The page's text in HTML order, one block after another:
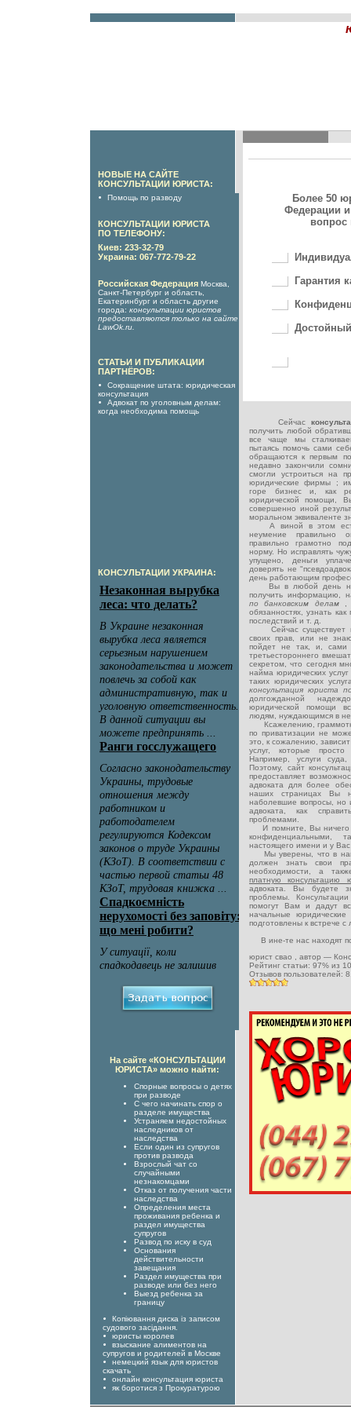
НОВЫЕ НА САЙТЕ
КОНСУЛЬТАЦИИ ЮРИСТА:
Помощь по разводу
КОНСУЛЬТАЦИИ ЮРИСТА
ПО ТЕЛЕФОНУ:
Киев: 233-32-79
Украина: 067-772-79-22
Российская Федерация Москва,
Санкт-Петербург и область,
Екатеринбург и область другие
города: консультации юристов
предоставляются только на сайте
LawOk.ru
СТАТЬИ И ПУБЛИКАЦИИ
ПАРТНЁРОВ:
Сокращение штата: юридическая
консультация
Адвокат по уголовным делам:
когда необходима помощь
КОНСУЛЬТАЦИИ УКРАИНА:
Более 50
Федерации
вопрос
Гарантия
Сейчас
получить любой
все чаще мы
пытаясь помочь сами
обращаются к первым
недавно закончили
смогли устроиться на
юридические фирмы ;
горе бизнес и, как
юридической помощи,
совершенно иной
моральном эквиваленте
А виной в этом есть
неумение правильно
правильно грамотно
норму. Но исправлять
упущено, деньги
доверять не
день работающим
Вы в любой день
получить информацию,
по банковским делам
обязанностях, узнать
последствий и т. д.
Сейчас существует
своих прав, или не
пойдет не так, и, сами
третьестороннего
секретом, что сегодня
найма юридических
таких юридических
консультация юриста
долгожданной
юридической помощи
людям, нуждающимся в
Ксажелению,
по приватизации не
это, к сожалению,
услуг, которые
Например, услуги
Поэтому, сайт
предоставляет
адвоката для более
наших страницах Вы
наболевшие вопросы, но
адвоката, как
проблемами.
И помните, Вы ничего
конфиденциальными,
настоящего имени и у Вас
Мы уверены, что в
должен знать свои
необходимости, а
платную
адвоката. Вы будете
проблемы.
помогут Вам и дадут
начальные
подготовлены к встрече
В ине-те нас находят
юрист свао
, автор —
Рейтинг статьи: 97% из
Отзывов пользователей: 8
На сайте «КОНСУЛЬТАЦИИ
ЮРИСТА» можно найти:
Спорные вопросы о детях
при разводе
С чего начинать спор о
разделе имущества
Устраняем недостойных
наследников от
наследства
Если один из супругов
против развода
Взрослый чат со
случайными
незнакомцами
Отказ от получения части
наследства
Определения места
проживания ребенка и
раздел имущества
супругов
Развод по иску в суд
Основания
действительности
завещания
Раздел имущества при
разводе или без него
Выезд ребенка за
границу
Копіювання диска із записом
судового засідання.
юристы королев
взыскание алиментов на
супругов и родителей в Москве
немецкий язык для юристов
скачать
онлайн консультация юриста
як боротися з Прокуратурою